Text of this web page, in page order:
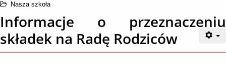
Nasza szkoła
Informacje o przeznaczeniu
składek na Radę Rodziców